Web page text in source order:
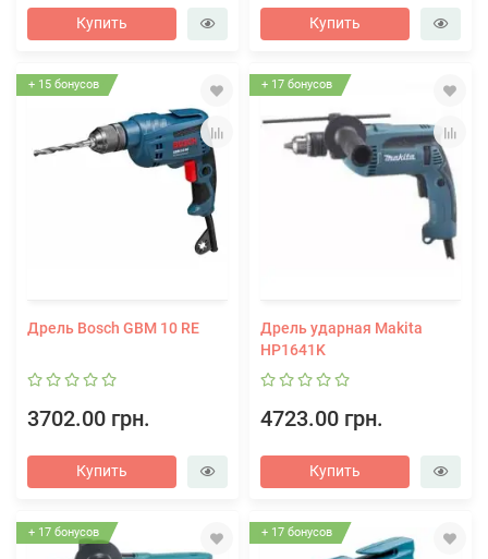
Купить Купить
+ 15 бонусов
Дрель Bosch GBM 10 RE
3702.00 грн.
Купить
+ 17 бонусов
Дрель ударная Makita
HP1641K
4723.00 грн.
Купить
+ 17 бонусов + 17 бонусов